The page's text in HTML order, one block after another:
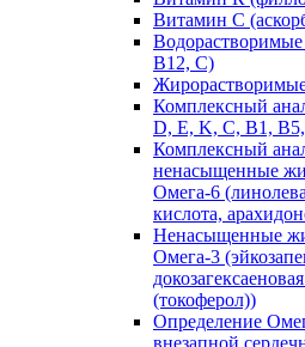
Витамин С
В12, С)
Комплексный
D, E, K, C, B1,
Комплексный
ненасыщенные
Омега-6
кислота,
Ненасыщенные
Омега-3
(токоферол))
Определение
внезапной